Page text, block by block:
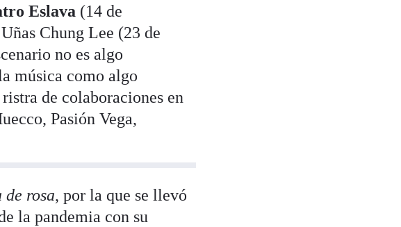
Eslava (14 de
Chung Lee (23 de
no es algo
música como algo
de colaboraciones en
Pasión Vega,
de rosa, por la que se llevó
la pandemia con su